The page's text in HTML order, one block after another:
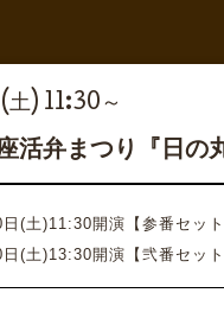
) 11:30～
活弁まつり『日の
(土)11:30開演 【参番セット
日(土)13:30開演 【弐番セット